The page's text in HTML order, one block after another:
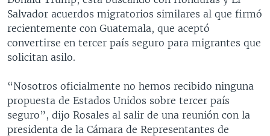
Salvador acuerdos migratorios similares al que firmó
recientemente con Guatemala, que aceptó
convertirse en tercer país seguro para migrantes que
solicitan asilo.
“Nosotros oficialmente no hemos recibido ninguna
propuesta de Estados Unidos sobre tercer país
seguro”, dijo Rosales al salir de una reunión con la
presidenta de la Cámara de Representantes de